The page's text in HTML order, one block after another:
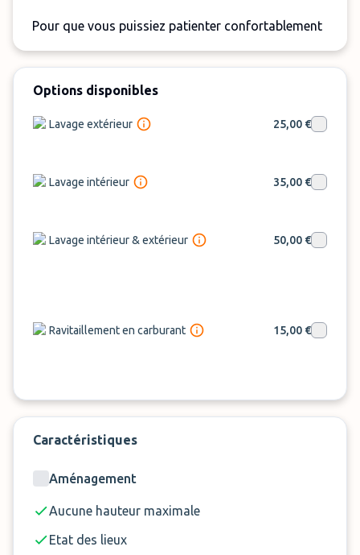
Pour que vous puissiez patienter confortablement
disposition des toilettes ainsi qu’une salle
d’attente.
En plus du transfert en navette, le parking propose
démarrage en cas de problème de batterie.
Navette : 5 personnes incluses. Supplément par
Service carburant : 15 € (hors coût de l'essence)
Lavage intérieur : 35 €
si le client appelle après 00h00 pour la prise en
Options disponibles
Lavage extérieur 25,00 €
Lavage intérieur 35,00 €
Lavage intérieur & extérieur 50,00 €
Ravitaillement en carburant 15,00 €
Caractéristiques
Aménagement
Aucune hauteur maximale
Etat des lieux